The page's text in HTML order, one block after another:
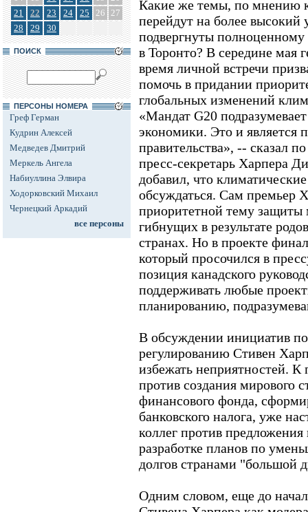
21
22 23 24 25 26 27
28
29 30
ПОИСК
ПЕРСОНЫ НОМЕРА
Греф Герман
Кудрин Алексей
Медведев Дмитрий
Меркель Ангела
Набиуллина Элвира
Ходорковский Михаил
Чернецкий Аркадий
все персоны
Какие же темы, по мнению
перейдут на более высокий
подвергнуты
в Торонто? В середине
время личной встречи
помочь в придании
глобальных изменений
«Мандат G20
экономики. Это и является
правительства», -- сказал
пресс-секретарь Харпера
добавил, что
обсуждаться. Сам премьер
приоритетной тему
гибнущих в результате
странах. Но в проекте
который просочился в
позиция канадского
поддерживать любые
планированию,
В обсуждении инициатив
регулированию Стивен
избежать неприятностей.
против создания мирового
финансового фонда,
банковского налога, уже
коллег против предложения
разработке планов по
долгов странами "большой
Одним словом, еще до